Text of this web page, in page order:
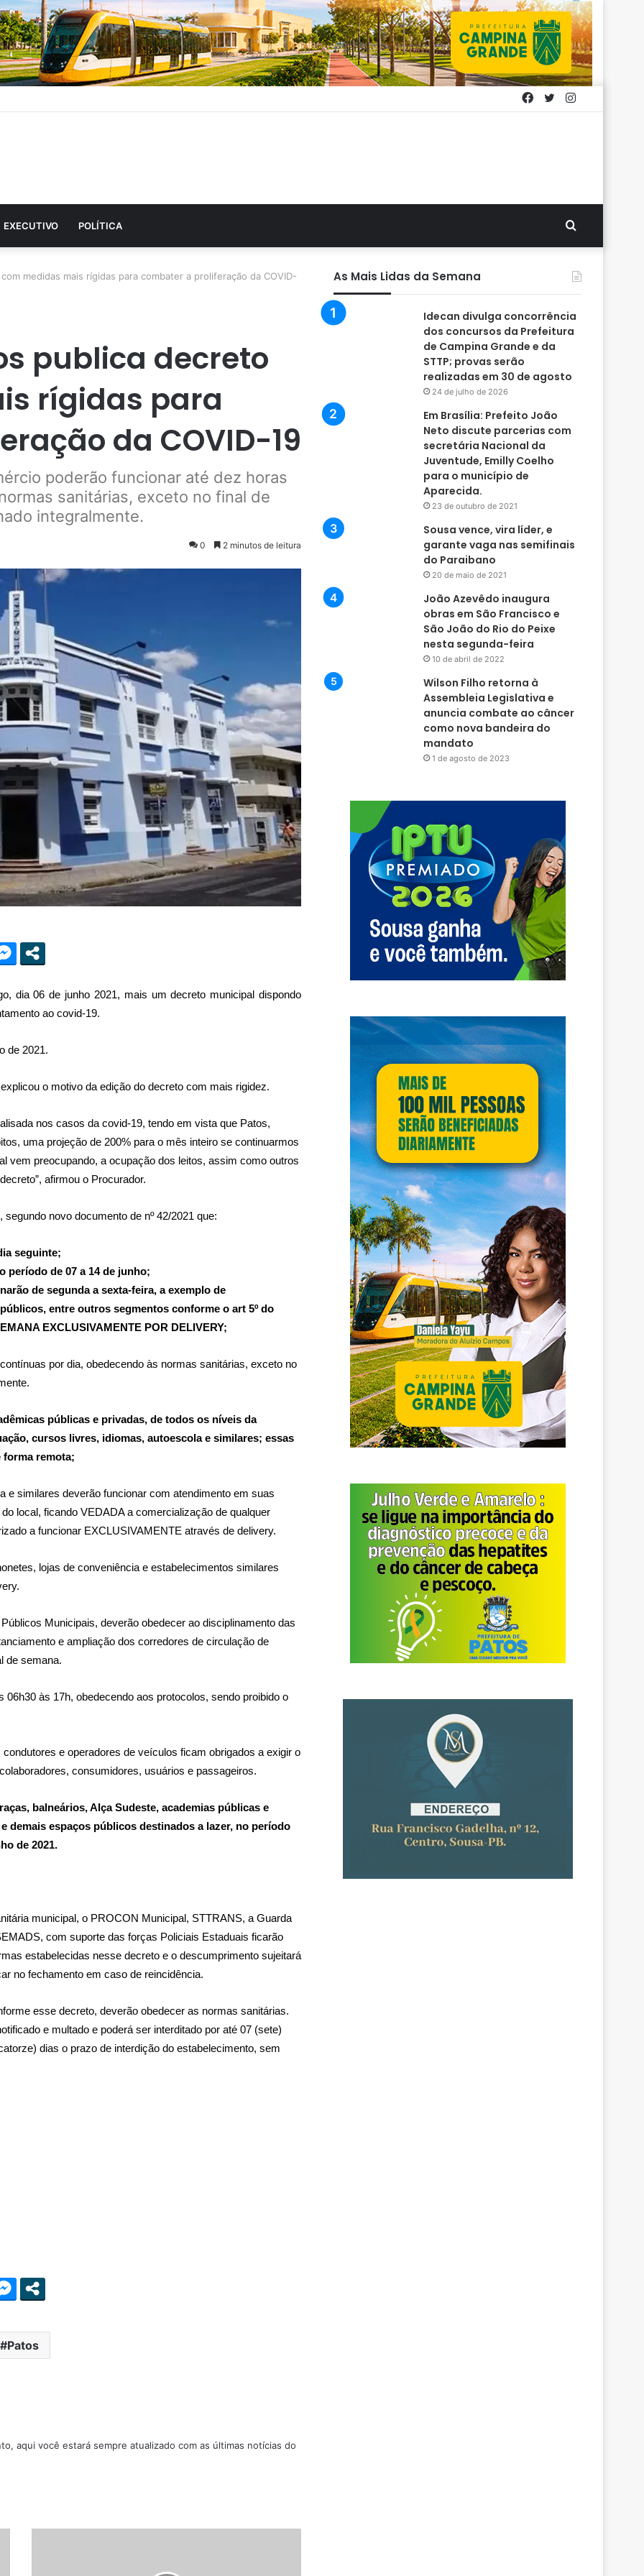
Twitter
Facebook
EXECUTIVO POLÍTICA Procurar
por
medidas mais rígidas para combater a proliferação da COVID-
publica decreto
rígidas para
da COVID-19
poderão funcionar até dez horas
sanitárias, exceto no final de
integralmente.
0 2 minutos de leitura
dia 06 de junho 2021, mais um decreto municipal dispondo
ao covid-19.
de 2021.
o motivo da edição do decreto com mais rigidez.
nos casos da covid-19, tendo em vista que Patos,
uma projeção de 200% para o mês inteiro se continuarmos
vem preocupando, a ocupação dos leitos, assim como outros
afirmou o Procurador.
novo documento de nº 42/2021 que:
seguinte;
período de 07 a 14 de junho;
de segunda a sexta-feira, a exemplo de
entre outros segmentos conforme o art 5º do
EXCLUSIVAMENTE POR DELIVERY;
por dia, obedecendo às normas sanitárias, exceto no
públicas e privadas, de todos os níveis da
cursos livres, idiomas, autoescola e similares; essas
forma remota;
e similares deverão funcionar com atendimento em suas
local, ficando VEDADA a comercialização de qualquer
a funcionar EXCLUSIVAMENTE através de delivery.
lojas de conveniência e estabelecimentos similares
Municipais, deverão obedecer ao disciplinamento das
e ampliação dos corredores de circulação de
de semana.
às 17h, obedecendo aos protocolos, sendo proibido o
e operadores de veículos ficam obrigados a exigir o
consumidores, usuários e passageiros.
balneários, Alça Sudeste, academias públicas e
demais espaços públicos destinados a lazer, no período
de 2021.
municipal, o PROCON Municipal, STTRANS, a Guarda
com suporte das forças Policiais Estaduais ficarão
estabelecidas nesse decreto e o descumprimento sujeitará
no fechamento em caso de reincidência.
esse decreto, deverão obedecer as normas sanitárias.
e multado e poderá ser interditado por até 07 (sete)
dias o prazo de interdição do estabelecimento, sem
Patos
aqui você estará sempre atualizado com as últimas notícias do
As Mais Lidas da Semana
Idecan divulga concorrência
dos concursos da Prefeitura
de Campina Grande e da
STTP; provas serão
realizadas em 30 de agosto
24 de julho de 2026
Em Brasília: Prefeito João
Neto discute parcerias com
secretária Nacional da
Juventude, Emilly Coelho
para o município de
Aparecida.
23 de outubro de 2021
Sousa vence, vira líder, e
garante vaga nas semifinais
do Paraibano
20 de maio de 2021
João Azevêdo inaugura
obras em São Francisco e
São João do Rio do Peixe
nesta segunda-feira
10 de abril de 2022
Wilson Filho retorna à
Assembleia Legislativa e
anuncia combate ao câncer
como nova bandeira do
mandato
1 de agosto de 2023